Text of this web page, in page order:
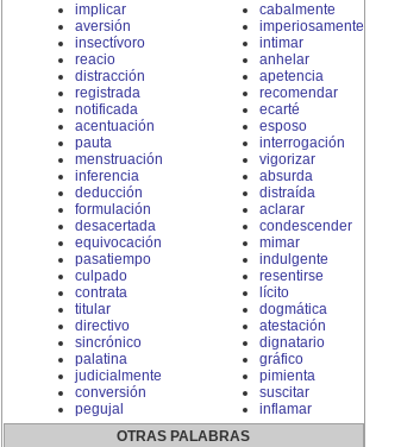
implicar
aversión
insectívoro
reacio
distracción
registrada
notificada
acentuación
pauta
menstruación
inferencia
deducción
formulación
desacertada
equivocación
pasatiempo
culpado
contrata
titular
directivo
sincrónico
palatina
judicialmente
conversión
pegujal
cabalmente
imperiosamente
intimar
anhelar
apetencia
recomendar
ecarté
esposo
interrogación
vigorizar
absurda
distraída
aclarar
condescender
mimar
indulgente
resentirse
lícito
dogmática
atestación
dignatario
gráfico
pimienta
suscitar
inflamar
OTRAS PALABRAS